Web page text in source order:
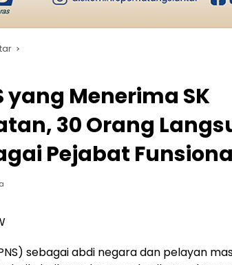
yang Menerima SK
30 Orang
Pejabat
sebagai abdi negara dan pelayan